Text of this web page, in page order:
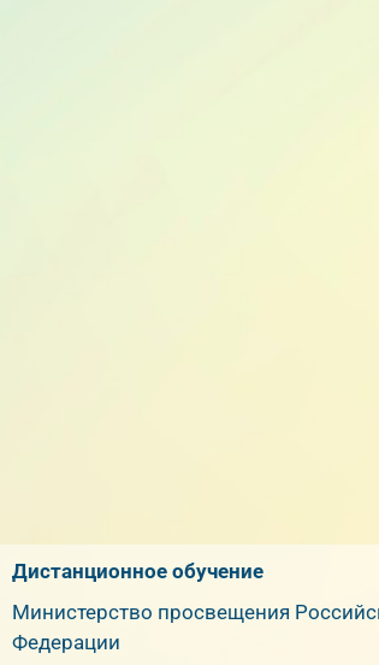
Дистанционное обучение
Министерство просвещения
Федерации